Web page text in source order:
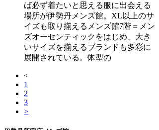
ば必ず着たいと思える服に出会える
場所が伊勢丹メンズ館。XL以上のサ
イズも取り揃えるメンズ館7階＝メン
ズオーセンティックをはじめ、大き
いサイズを揃えるブランドも多彩に
展開されている。体型の
<
1
2
3
>